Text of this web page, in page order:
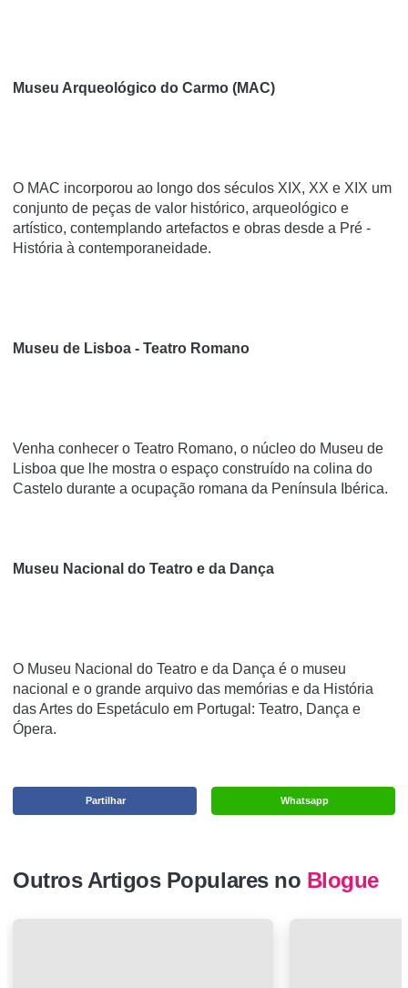
Museu Arqueológico do Carmo (MAC)
O MAC incorporou ao longo dos séculos XIX, XX e XIX um
conjunto de peças de valor histórico, arqueológico e
artístico, contemplando artefactos e obras desde a Pré -
História à contemporaneidade.
Museu de Lisboa - Teatro Romano
Venha conhecer o Teatro Romano, o núcleo do Museu de
Lisboa que lhe mostra o espaço construído na colina do
Castelo durante a ocupação romana da Península Ibérica.
Museu Nacional do Teatro e da Dança
O Museu Nacional do Teatro e da Dança é o museu
nacional e o grande arquivo das memórias e da História
das Artes do Espetáculo em Portugal: Teatro, Dança e
Ópera.
Whatsapp
Partilhar
Outros Artigos Populares no Blogue